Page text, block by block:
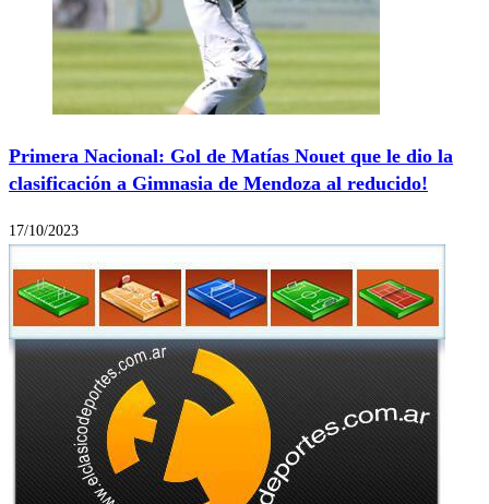
Primera Nacional: Gol de Matías Nouet que le dio la
clasificación a Gimnasia de Mendoza al reducido!
17/10/2023